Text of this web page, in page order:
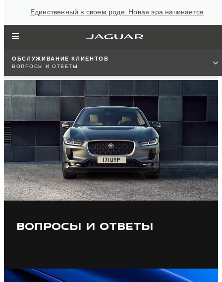
Единственный в своем роде. Новая эра начинается
ОБСЛУЖИВАНИЕ КЛИЕНТОВ
ВОПРОСЫ И ОТВЕТЫ
ВОПРОСЫ И ОТВЕТЫ